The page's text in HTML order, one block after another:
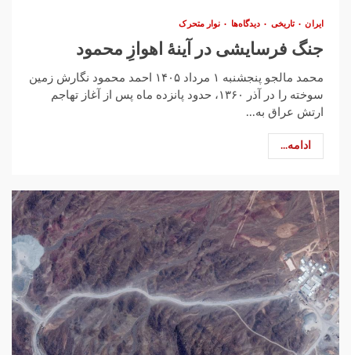
ایران تاریخی دیدگاه‌ها نوار متحرک
جنگ فرسایشی در آینۀ اهوازِ محمود
محمد مالجو پنجشنبه ۱ مرداد ۱۴۰۵ احمد محمود نگارش زمین
سوخته را در آذر ۱۳۶۰، حدود پانزده ماه پس از آغاز تهاجم
ارتش عراق به...
ادامه...